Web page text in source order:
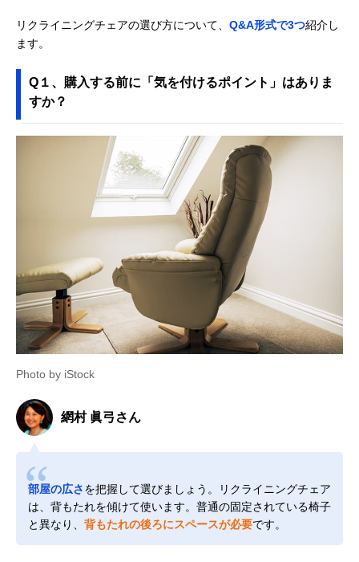
リクライニングチェアの選び方について、 Q&A形式で3つ紹介し
ます。
Q１、購入する前に「気を付けるポイント」はありま
すか？
Photo by iStock
網村 眞弓さん
部屋の広さを把握して選びましょう。リクライニングチェア
は、背もたれを傾けて使います。普通の固定されている椅子
と異なり、 背もたれの後ろにスペースが必要です。